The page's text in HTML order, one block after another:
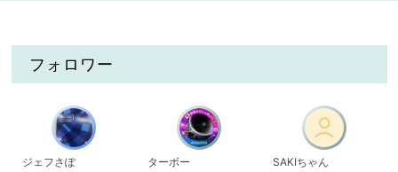
フォロワー
ジェフさぽ ターボー SAKIちゃん